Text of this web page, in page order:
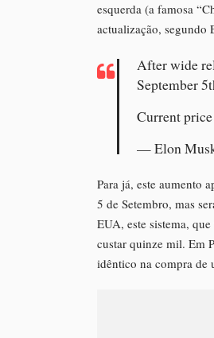
esquerda (a famosa
actualização, segundo
After wide
September
Current
— Elon
Para já, este aumento
5 de Setembro, mas
EUA, este sistema,
custar quinze mil. Em
idêntico na compra de